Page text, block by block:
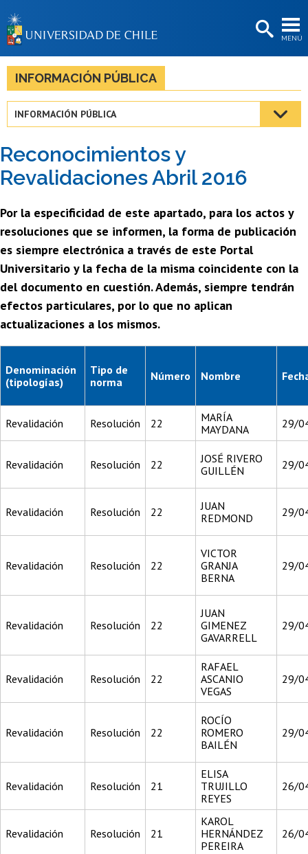
MENÚ
BIBLIOTECAS
LA UNIVERSIDAD
Estudiantes
Académicas/os
Funcionarias/os
Egresadas/os
INFORMACIÓN PÚBLICA
INFORMACIÓN PÚBLICA
Reconocimientos y
Revalidaciones Abril 2016
Por la especificidad de este apartado, para los actos y
resoluciones que se informen, la forma de publicación
es siempre electrónica a través de este Portal
Universitario y la fecha de la misma coincidente con la
del documento en cuestión. Además, siempre tendrán
efectos particulares, por lo que no aplican
actualizaciones a los mismos.
Denominación
(tipologías)
Tipo de
norma
Número Nombre
Revalidación Resolución 22
MARÍA
MAYDANA
29/
Revalidación Resolución 22
JOSÉ RIVERO
GUILLÉN
29/
Revalidación Resolución 22
JUAN
REDMOND
29/
Revalidación Resolución 22
VICTOR
GRANJA
BERNA
29/
Revalidación Resolución 22
JUAN
GIMENEZ
GAVARRELL
29/
Revalidación Resolución 22
RAFAEL
ASCANIO
VEGAS
29/
Revalidación Resolución 22
ROCÍO
ROMERO
BAILÉN
29/
Revalidación Resolución 21
ELISA
TRUJILLO
REYES
26/
Revalidación Resolución 21
KAROL
HERNÁNDEZ
PEREIRA
26/